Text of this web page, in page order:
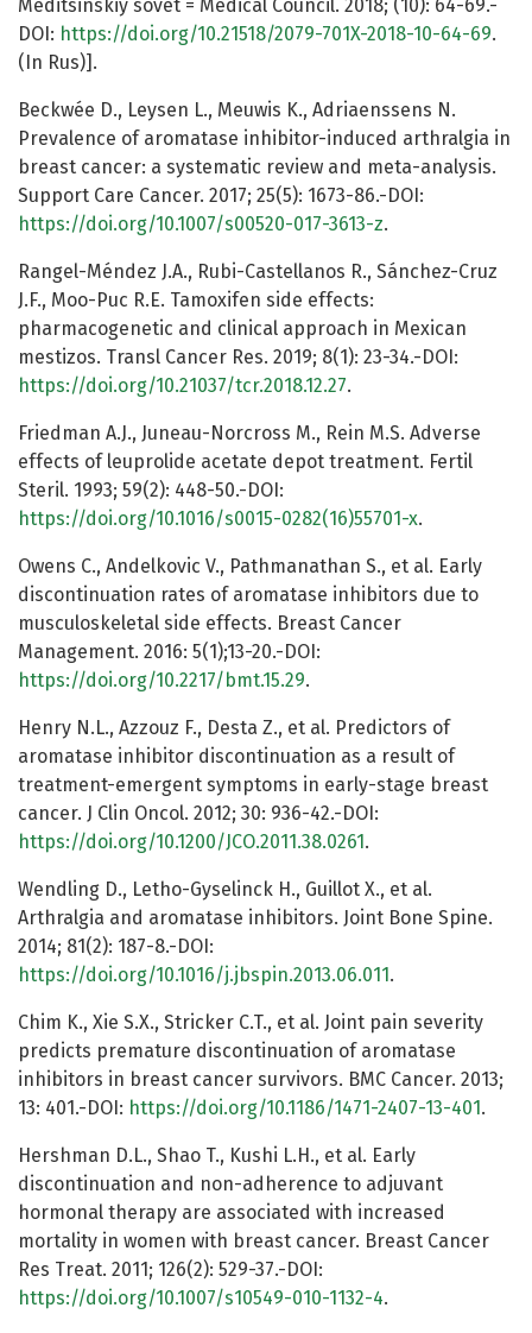
Meditsinskiy sovet = Medical Council. 2018; (10): 64-69.-
DOI: https://doi.org/10.21518/2079-701X-2018-10-64-69.
(In Rus)].
Beckwée D., Leysen L., Meuwis K., Adriaenssens N.
Prevalence of aromatase inhibitor-induced arthralgia in
breast cancer: a systematic review and meta-analysis.
Support Care Cancer. 2017; 25(5): 1673-86.-DOI:
https://doi.org/10.1007/s00520-017-3613-z.
Rangel-Méndez J.A., Rubi-Castellanos R., Sánchez-Cruz
J.F., Moo-Puc R.E. Tamoxifen side effects:
pharmacogenetic and clinical approach in Mexican
mestizos. Transl Cancer Res. 2019; 8(1): 23-34.-DOI:
https://doi.org/10.21037/tcr.2018.12.27.
Friedman A.J., Juneau-Norcross M., Rein M.S. Adverse
effects of leuprolide acetate depot treatment. Fertil
Steril. 1993; 59(2): 448-50.-DOI:
https://doi.org/10.1016/s0015-0282(16)55701-x.
Owens C., Andelkovic V., Pathmanathan S., et al. Early
discontinuation rates of aromatase inhibitors due to
musculoskeletal side effects. Breast Cancer
Management. 2016: 5(1);13-20.-DOI:
https://doi.org/10.2217/bmt.15.29.
Henry N.L., Azzouz F., Desta Z., et al. Predictors of
aromatase inhibitor discontinuation as a result of
treatment-emergent symptoms in early-stage breast
cancer. J Clin Oncol. 2012; 30: 936-42.-DOI:
https://doi.org/10.1200/JCO.2011.38.0261 .
Wendling D., Letho-Gyselinck H., Guillot X., et al.
Arthralgia and aromatase inhibitors. Joint Bone Spine.
2014; 81(2): 187-8.-DOI:
https://doi.org/10.1016/j.jbspin.2013.06.011 .
Chim K., Xie S.X., Stricker C.T., et al. Joint pain severity
predicts premature discontinuation of aromatase
inhibitors in breast cancer survivors. BMC Cancer. 2013;
13: 401.-DOI: https://doi.org/10.1186/1471-2407-13-401 .
Hershman D.L., Shao T., Kushi L.H., et al. Early
discontinuation and non-adherence to adjuvant
hormonal therapy are associated with increased
mortality in women with breast cancer. Breast Cancer
Res Treat. 2011; 126(2): 529-37.-DOI:
https://doi.org/10.1007/s10549-010-1132-4.